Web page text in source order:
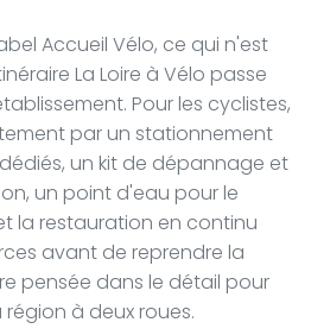
Accueil Vélo, ce qui n'est
La Loire à Vélo passe
Pour les cyclistes,
par un stationnement
un kit de dépannage et
un point d'eau pour le
la restauration en continu
avant de reprendre la
pensée dans le détail pour
à deux roues.